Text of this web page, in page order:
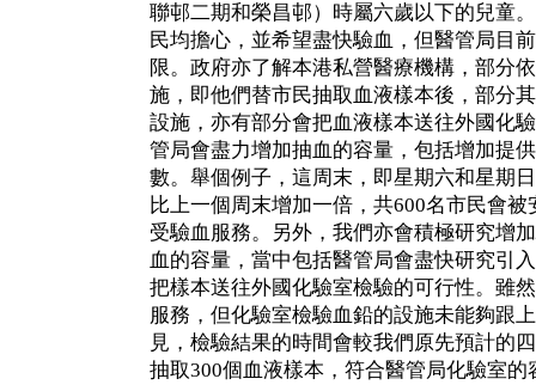
聯邨二期和榮昌邨）時屬六歲以下的兒童
民均擔心，並希望盡快驗血，但醫管局目
限。政府亦了解本港私營醫療機構，部分
施，即他們替市民抽取血液樣本後，部分
設施，亦有部分會把血液樣本送往外國化
管局會盡力增加抽血的容量，包括增加提
數。舉個例子，這周末，即星期六和星期
比上一個周末增加一倍，共600名市民會
受驗血服務。另外，我們亦會積極研究增
血的容量，當中包括醫管局會盡快研究引
把樣本送往外國化驗室檢驗的可行性。雖
服務，但化驗室檢驗血鉛的設施未能夠跟
見，檢驗結果的時間會較我們原先預計的
抽取300個血液樣本，符合醫管局化驗室